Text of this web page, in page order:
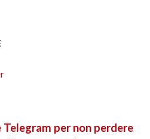
Telegram per non perdere